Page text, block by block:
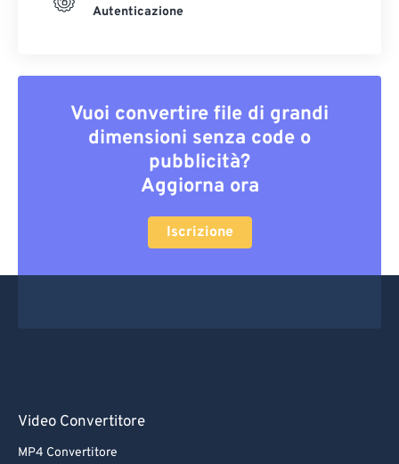
Autenticazione
Vuoi convertire file di grandi
dimensioni senza code o
pubblicità?
Aggiorna ora
Iscrizione
Video Convertitore
MP4 Convertitore